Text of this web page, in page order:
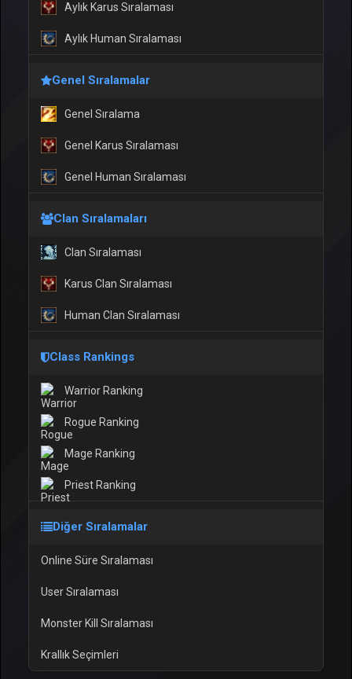
Aylık Karus Sıralaması
Aylık Human Sıralaması
Genel Sıralamalar
Genel Sıralama
Genel Karus Sıralaması
Genel Human Sıralaması
Clan Sıralamaları
Clan Sıralaması
Karus Clan Sıralaması
Human Clan Sıralaması
Class Rankings
Warrior Ranking
Rogue Ranking
Mage Ranking
Priest Ranking
Diğer Sıralamalar
Online Süre Sıralaması
User Sıralaması
Monster Kill Sıralaması
Krallık Seçimleri